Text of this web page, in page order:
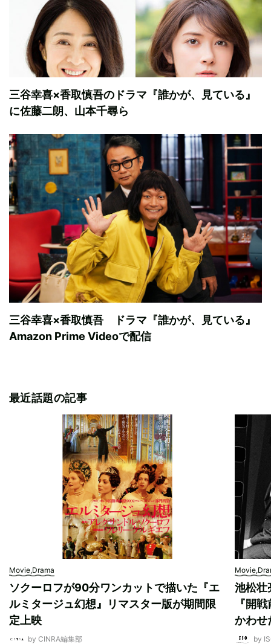
三谷幸喜×香取慎吾のドラマ『誰かが、見ている』
に佐藤二朗、山本千尋ら
三谷幸喜×香取慎吾 ドラマ『誰かが、見ている』
Amazon Prime Videoで配信
最近話題の記事
Movie,Drama
ソクーロフが90分ワンカットで描いた『エ
ルミタージュ幻想』リマスター版が期間限
定上映
by CINRA編集部
池松壮
『開
かわせ
by